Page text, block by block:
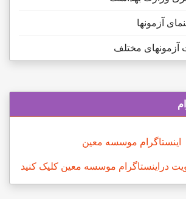
آزمونها
آزمونهای مختلف
دراینستاگرام موسسه معین کلیک کنید